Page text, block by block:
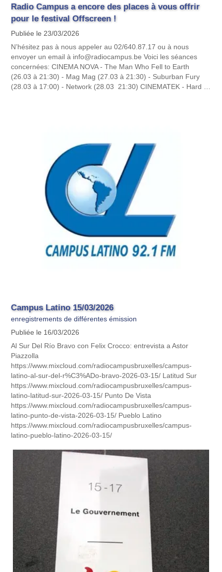
Radio Campus a encore des places à vous offrir
pour le festival Offscreen !
Publiée le 23/03/2026
N’hésitez pas à nous appeler au 02/640.87.17 ou à nous
envoyer un email à info@radiocampus.be Voici les séances
concernées: CINEMA NOVA - The Man Who Fell to Earth
(26.03 à 21:30) - Mag Mag (27.03 à 21:30) - Suburban Fury
(28.03 à 17:00) - Network (28.03 21:30) CINEMATEK - Hard …
Campus Latino 15/03/2026
enregistrements de différentes émission
Publiée le 16/03/2026
Al Sur Del Río Bravo con Felix Crocco: entrevista a Astor
Piazzolla
https://www.mixcloud.com/radiocampusbruxelles/campus-
latino-al-sur-del-r%C3%ADo-bravo-2026-03-15/ Latitud Sur
https://www.mixcloud.com/radiocampusbruxelles/campus-
latino-latitud-sur-2026-03-15/ Punto De Vista
https://www.mixcloud.com/radiocampusbruxelles/campus-
latino-punto-de-vista-2026-03-15/ Pueblo Latino
https://www.mixcloud.com/radiocampusbruxelles/campus-
latino-pueblo-latino-2026-03-15/